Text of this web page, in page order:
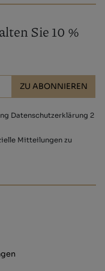
Sie 10 %
ZU ABONNIEREN
Datenschutzerklärung 2
Mitteilungen zu